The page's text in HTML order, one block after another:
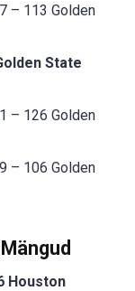
– 113 Golden
State
– 126 Golden
– 106 Golden
Houston